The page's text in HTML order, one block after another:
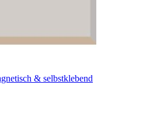
& selbstklebend